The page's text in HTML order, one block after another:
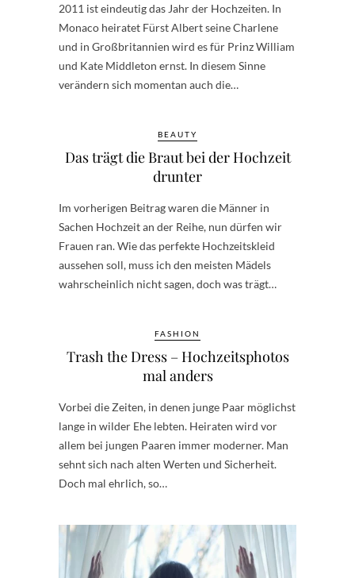
2011 ist eindeutig das Jahr der Hochzeiten. In
Monaco heiratet Fürst Albert seine Charlene
und in Großbritannien wird es für Prinz William
und Kate Middleton ernst. In diesem Sinne
verändern sich momentan auch die…
BEAUTY
Das trägt die Braut bei der Hochzeit
drunter
Im vorherigen Beitrag waren die Männer in
Sachen Hochzeit an der Reihe, nun dürfen wir
Frauen ran. Wie das perfekte Hochzeitskleid
aussehen soll, muss ich den meisten Mädels
wahrscheinlich nicht sagen, doch was trägt…
FASHION
Trash the Dress – Hochzeitsphotos
mal anders
Vorbei die Zeiten, in denen junge Paar möglichst
lange in wilder Ehe lebten. Heiraten wird vor
allem bei jungen Paaren immer moderner. Man
sehnt sich nach alten Werten und Sicherheit.
Doch mal ehrlich, so…